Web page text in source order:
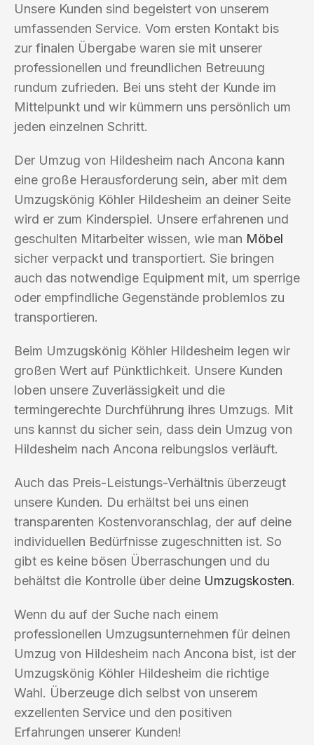
Unsere Kunden sind begeistert von unserem
umfassenden Service. Vom ersten Kontakt bis
zur finalen Übergabe waren sie mit unserer
professionellen und freundlichen Betreuung
rundum zufrieden. Bei uns steht der Kunde im
Mittelpunkt und wir kümmern uns persönlich um
jeden einzelnen Schritt.
Der Umzug von Hildesheim nach Ancona kann
eine große Herausforderung sein, aber mit dem
Umzugskönig Köhler Hildesheim an deiner Seite
wird er zum Kinderspiel. Unsere erfahrenen und
geschulten Mitarbeiter wissen, wie man Möbel
sicher verpackt und transportiert. Sie bringen
auch das notwendige Equipment mit, um sperrige
oder empfindliche Gegenstände problemlos zu
transportieren.
Beim Umzugskönig Köhler Hildesheim legen wir
großen Wert auf Pünktlichkeit. Unsere Kunden
loben unsere Zuverlässigkeit und die
termingerechte Durchführung ihres Umzugs. Mit
uns kannst du sicher sein, dass dein Umzug von
Hildesheim nach Ancona reibungslos verläuft.
Auch das Preis-Leistungs-Verhältnis überzeugt
unsere Kunden. Du erhältst bei uns einen
transparenten Kostenvoranschlag, der auf deine
individuellen Bedürfnisse zugeschnitten ist. So
gibt es keine bösen Überraschungen und du
behältst die Kontrolle über deine Umzugskosten.
Wenn du auf der Suche nach einem
professionellen Umzugsunternehmen für deinen
Umzug von Hildesheim nach Ancona bist, ist der
Umzugskönig Köhler Hildesheim die richtige
Wahl. Überzeuge dich selbst von unserem
exzellenten Service und den positiven
Erfahrungen unserer Kunden!